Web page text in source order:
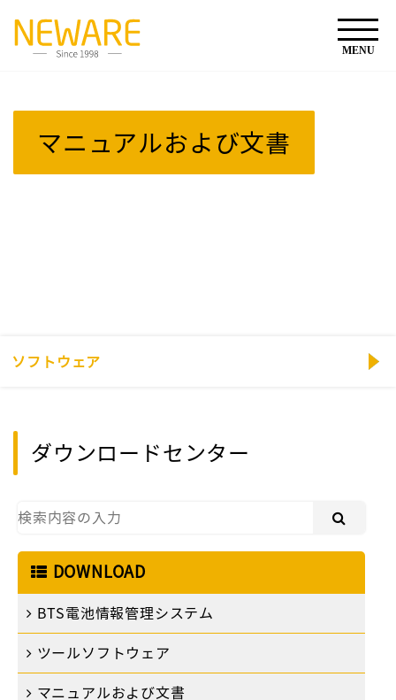
マニュアルおよび文書
ソフトウェア
ダウンロードセンター
DOWNLOAD
BTS電池情報管理システム
ツールソフトウェア
マニュアルおよび文書